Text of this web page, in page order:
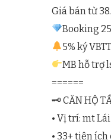
Giá bán từ
Booking
5% ký
MB hỗ trợ
======
🗝 CĂN HỘ
• Vị trí: mt
• 33+ tiện